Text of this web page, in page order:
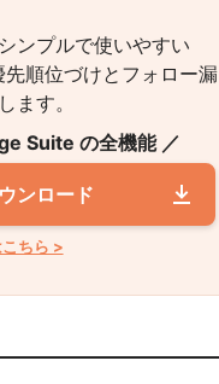
ンプルで使いやすい
順位づけとフォロー漏
ます。
Suite の全機能 ／
ンロード
ちら >